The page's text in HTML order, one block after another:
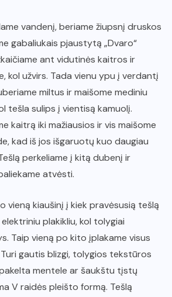
vandenį, beriame žiupsnį druskos
gabaliukais pjaustytą „Dvaro“
ant vidutinės kaitros ir
kol užvirs. Tada vienu ypu į verdantį
miltus ir maišome mediniu
tešla sulips į vientisą kamuolį.
kaitrą iki mažiausios ir vis maišome
kad iš jos išgaruotų kuo daugiau
perkeliame į kitą dubenį ir
atvėsti.
vieną kiaušinį į kiek pravėsusią tešlą
plakikliu, kol tolygiai
Taip vieną po kito įplakame visus
Turi gautis blizgi, tolygios tekstūros
mentele ar šaukštu tįstų
V raidės pleišto formą. Tešlą